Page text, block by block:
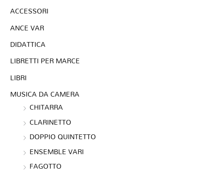
ACCESSORI
ANCE VAR
DIDATTICA
LIBRETTI PER MARCE
LIBRI
MUSICA DA CAMERA
CHITARRA
CLARINETTO
DOPPIO QUINTETTO
ENSEMBLE VARI
FAGOTTO